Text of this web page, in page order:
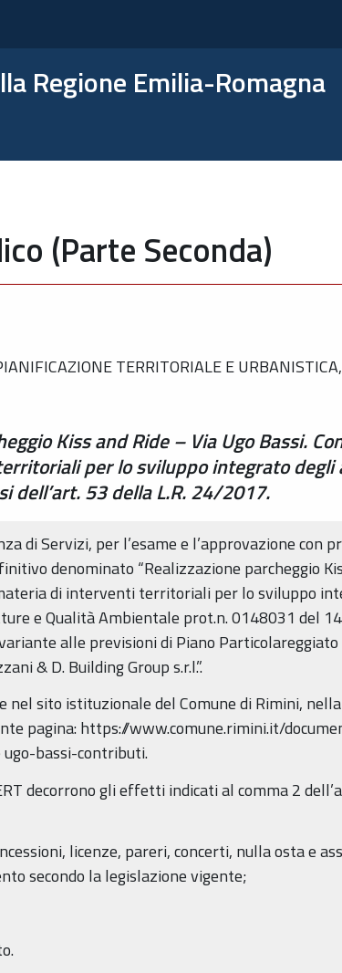
Regione Emilia-Romagna
(Parte Seconda)
TERRITORIALE E
Kiss and Ride – Via Ugo Bassi.
per lo sviluppo integrato degli
dell’art. 53 della L.R. 24/2017.
di Servizi, per l’esame e l’approvazione con
denominato “Realizzazione parcheggio
di interventi territoriali per lo sviluppo
e Qualità Ambientale prot.n. 0148031 del
alle previsioni di Piano Particolareggiato
& D. Building Group s.r.l.”.
sito istituzionale del Comune di Rimini,
pagina: https://www.comune.rimini.it/
bassi-contributi.
decorrono gli effetti indicati al comma 2
licenze, pareri, concerti, nulla osta e
secondo la legislazione vigente;